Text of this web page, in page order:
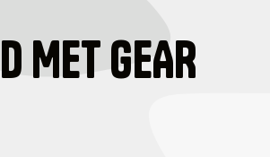
MET GEAR